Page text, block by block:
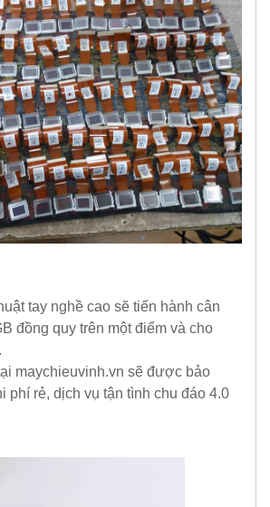
tay nghề cao sẽ tiến hành cân
đồng quy trên một điểm và cho
maychieuvinh.vn sẽ được bảo
phí rẻ, dịch vụ tận tình chu đáo 4.0